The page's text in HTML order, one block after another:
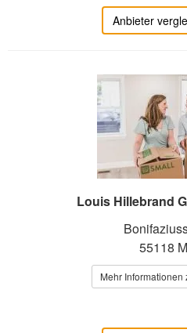
Anbieter
Louis Hillebrand
55118
Mehr Informationen